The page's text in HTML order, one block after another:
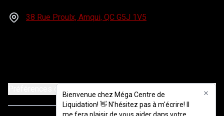
38 Rue Proulx, Amqui, QC G5J 1V5
Préférences de consentement
Bienvenue chez Méga Centre de
Liquidation! 👋 N'hésitez pas à m'écrire! Il